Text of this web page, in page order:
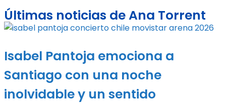
Últimas noticias de Ana Torrent
Isabel Pantoja emociona a
Santiago con una noche
inolvidable y un sentido